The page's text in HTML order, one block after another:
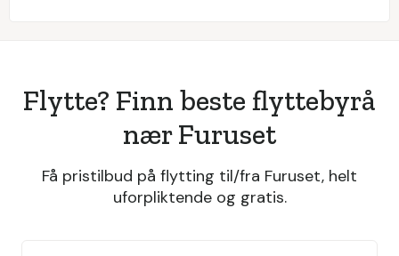
Flytte? Finn beste flyttebyrå
nær Furuset
Få pristilbud på flytting til/fra Furuset, helt
uforpliktende og gratis.